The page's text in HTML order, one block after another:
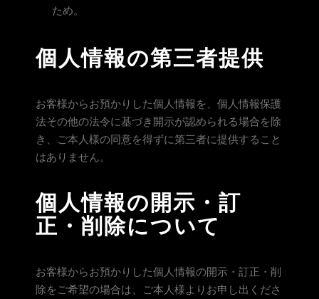
ため。
個人情報の第三者提供
お客様からお預かりした個人情報を、個人情報保護
法その他の法令に基づき開示が認められる場合を除
き、ご本人様の同意を得ずに第三者に提供すること
はありません。
個人情報の開示・訂
正・削除について
お客様からお預かりした個人情報の開示・訂正・削
除をご希望の場合は、ご本人様よりお申し出くださ